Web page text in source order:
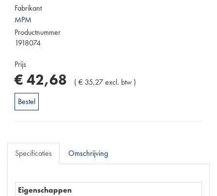
Fabrikant
MPM
Productnummer
1918074
Prijs
€ 42,68 ( € 35,27excl. btw )
Bestel
Specificaties Omschrijving
Eigenschappen